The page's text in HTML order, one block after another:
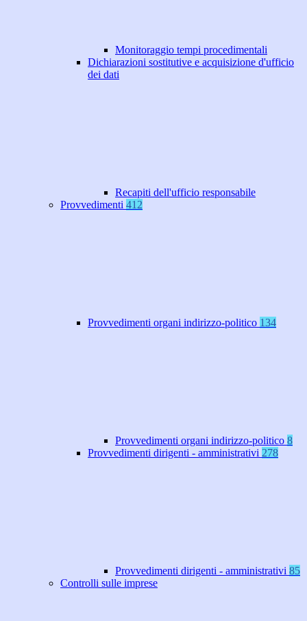
Monitoraggio tempi procedimentali
Dichiarazioni sostitutive e acquisizione d'ufficio
dei dati
Recapiti dell'ufficio responsabile
Provvedimenti 412
Provvedimenti organi indirizzo-politico 134
Provvedimenti organi indirizzo-politico 8
Provvedimenti dirigenti - amministrativi 278
Provvedimenti dirigenti - amministrativi 85
Controlli sulle imprese